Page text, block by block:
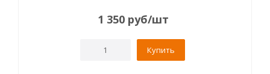
1 350руб/шт
Купить